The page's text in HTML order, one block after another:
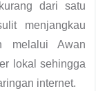
dari satu
menjangkau
melalui Awan
lokal sehingga
internet.